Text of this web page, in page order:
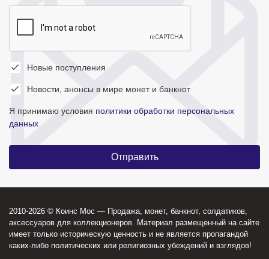
Новые поступления
Новости, анонсы в мире монет и банкнот
Я принимаю условия политики обработки персональных
данных
2010-2026 © Коинс Мос — Продажа, монет, банкнот, солдатиков,
аксессуаров для коллекционеров. Материал размещенный на сайте
имеет только историческую ценность и не является пропагандой
каких-либо политических или религиозных убеждений и взглядов!